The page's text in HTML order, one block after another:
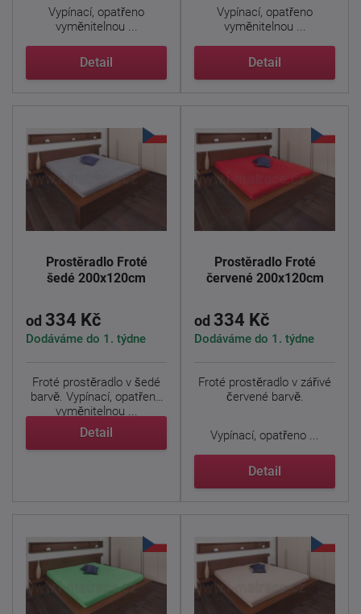
Vypínací, opatřeno
vyměnitelnou ...
Detail
Vypínací, opatřeno
vyměnitelnou ...
Detail
Prostěradlo Froté
šedé 200x120cm
od 334 Kč
Dodáváme do 1. týdne
Froté prostěradlo v šedé
barvě. Vypínací, opatřeno
vyměnitelnou ...
Detail
Prostěradlo Froté
červené 200x120cm
od 334 Kč
Dodáváme do 1. týdne
Froté prostěradlo v zářivé
červené barvě.
Vypínací, opatřeno ...
Detail